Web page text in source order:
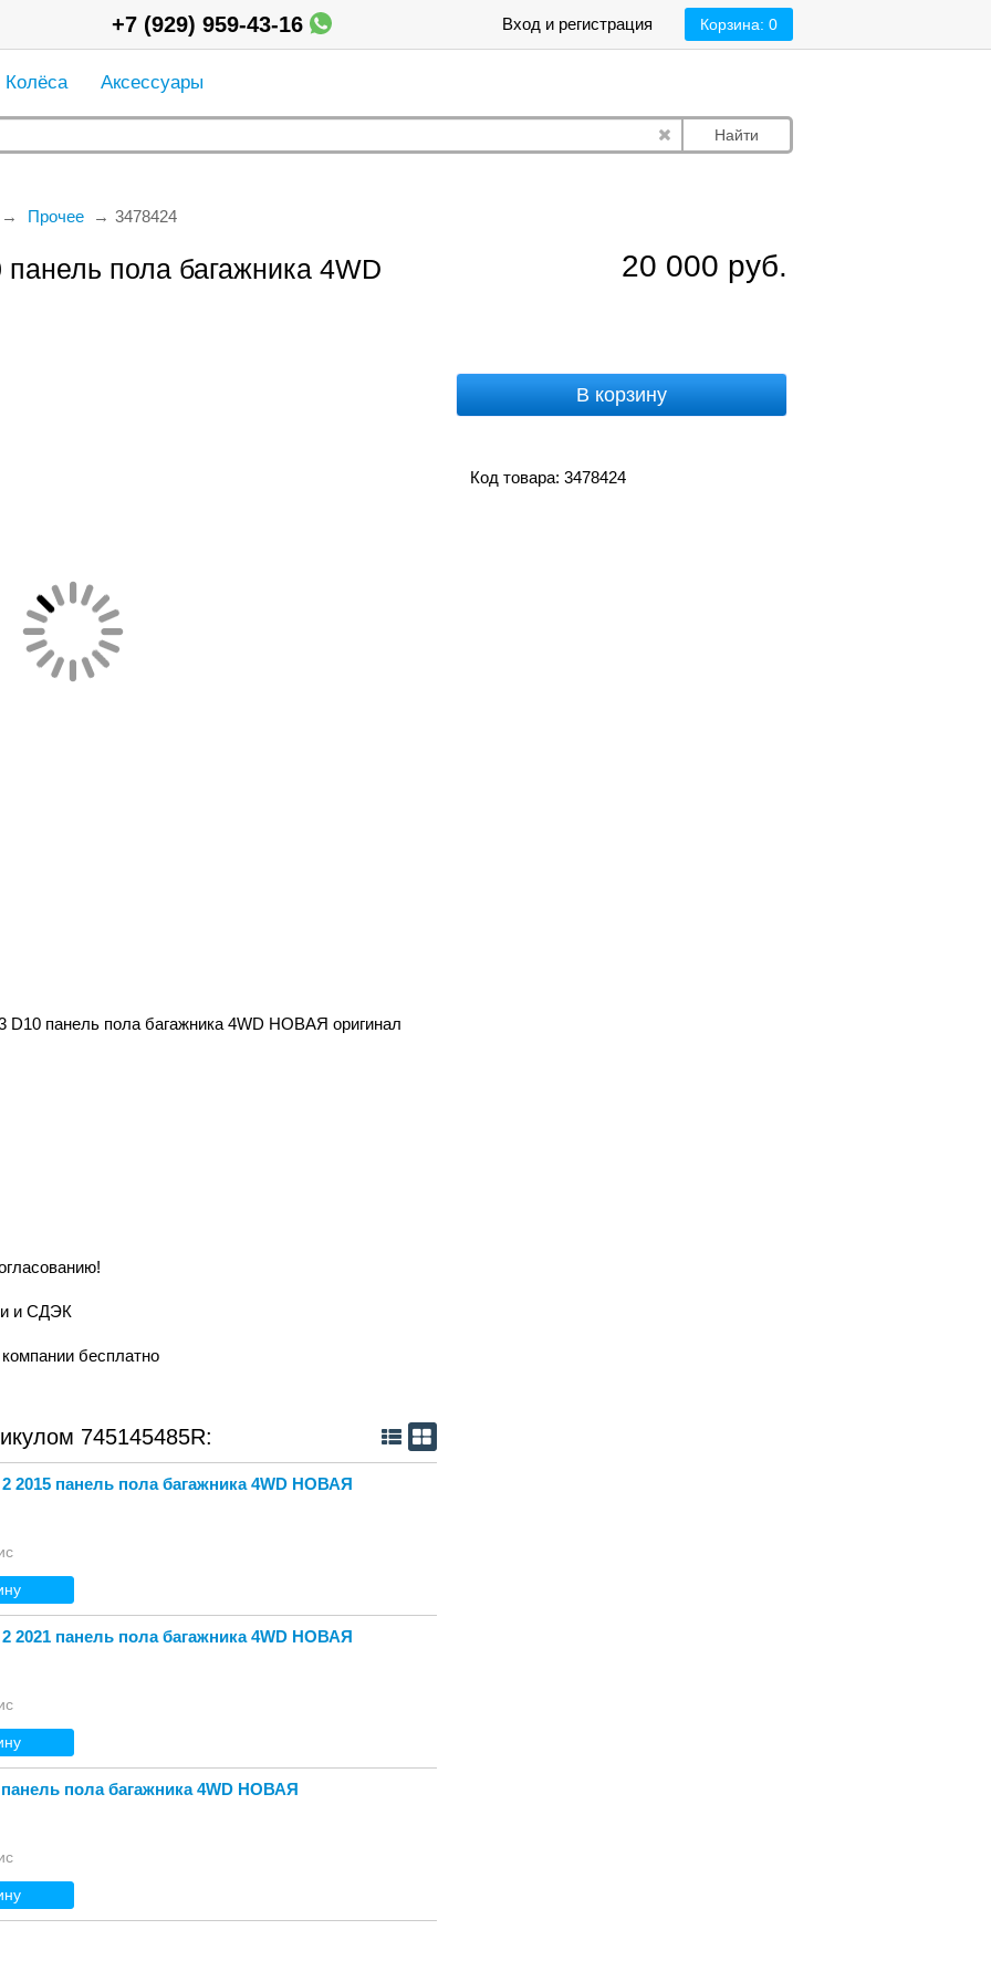
Корзина: 0
Вход и регистрация
+7 (929) 959-43-16
Колёса Аксессуары
Найти
Прочее 3478424
пола багажника 4WD
20 000 руб.
В корзину
Код товара: 3478424
D10 панель пола багажника 4WD НОВАЯ оригинал
и СДЭК
бесплатно
745145485R:
2015 панель пола багажника 4WD НОВАЯ
2021 панель пола багажника 4WD НОВАЯ
панель пола багажника 4WD НОВАЯ